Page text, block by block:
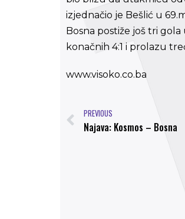
izjednačio je Bešlić u
Bosna postiže još tri
konačnih 4:1 i prolazu
www.visoko.co.ba
PREVIOUS
Najava: Kosmos – Bosna